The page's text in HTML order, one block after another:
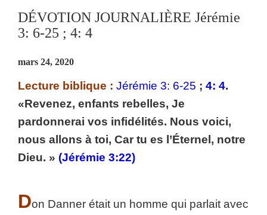
DÉVOTION JOURNALIÈRE Jérémie
3: 6-25 ; 4: 4
mars 24, 2020
Lecture biblique : Jérémie 3: 6-25 ; 4: 4.
«Revenez, enfants rebelles, Je
pardonnerai vos infidélités. Nous voici,
nous allons à toi, Car tu es l’Éternel, notre
Dieu. » (Jérémie 3:22)
Don Danner était un homme qui parlait avec